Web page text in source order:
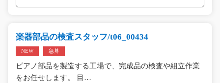
楽器部品の検査スタッフ/t06_00434
NEW 急募
ピアノ部品を製造する工場で、完成品の検査や組立作業
をお任せします。 目…